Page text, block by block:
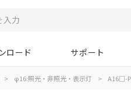
ロード サポート
> φ16:照光・非照光・表示灯 > A16□-P